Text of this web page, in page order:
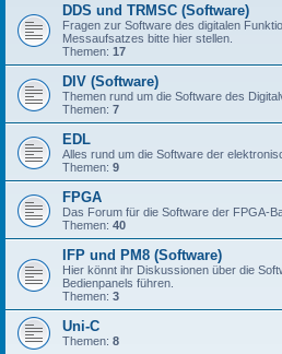
DDS und TRMSC (Software)
Fragen zur Software des digitalen
Messaufsatzes bitte hier stellen.
Themen: 17
DIV (Software)
Themen rund um die Software des
Themen: 7
EDL
Alles rund um die Software der
Themen: 9
FPGA
Das Forum für die Software der FPGA-
Themen: 40
IFP und PM8 (Software)
Hier könnt ihr Diskussionen über die
Bedienpanels führen.
Themen: 3
Uni-C
Themen: 8